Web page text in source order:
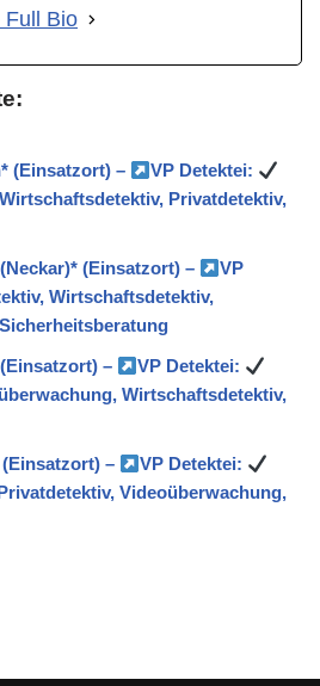
Full Bio
(Einsatzort) –
VP Detektei:
Privatdetektiv,
(Einsatzort) –
VP
Wirtschaftsdetektiv,
–
VP Detektei:
Wirtschaftsdetektiv,
–
VP Detektei:
Videoüberwachung,